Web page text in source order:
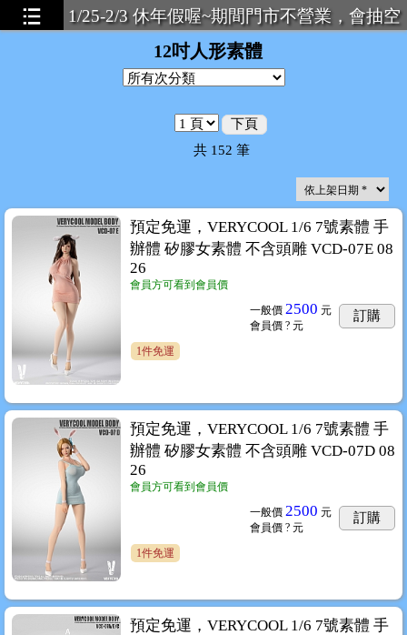
1/25-2/3 休年假喔~期間門市不營業，會抽空
回覆問題，有緊急可致電店主~
12吋人形素體
下頁
共 152 筆
預定免運，VERYCOOL 1/6 7號素體 手
辦體 矽膠女素體 不含頭雕 VCD-07E 08
26
會員方可看到會員價
一般價 2500 元
會員價 ? 元
訂購
1件免運
預定免運，VERYCOOL 1/6 7號素體 手
辦體 矽膠女素體 不含頭雕 VCD-07D 08
26
會員方可看到會員價
一般價 2500 元
會員價 ? 元
訂購
1件免運
預定免運，VERYCOOL 1/6 7號素體 手